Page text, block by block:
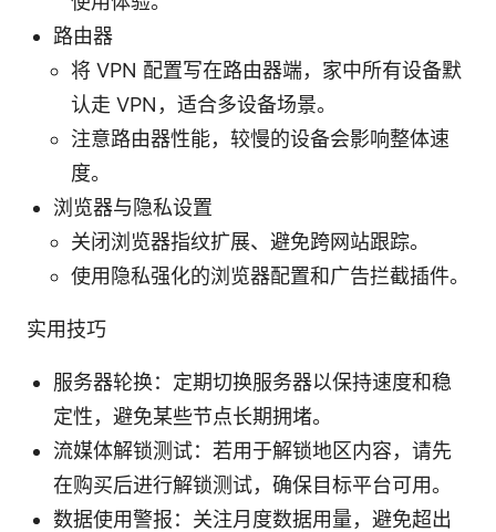
路由器
将 VPN 配置写在路由器端，家中所有设备默
认走 VPN，适合多设备场景。
注意路由器性能，较慢的设备会影响整体速
度。
浏览器与隐私设置
关闭浏览器指纹扩展、避免跨网站跟踪。
使用隐私强化的浏览器配置和广告拦截插件。
实用技巧
服务器轮换：定期切换服务器以保持速度和稳
定性，避免某些节点长期拥堵。
流媒体解锁测试：若用于解锁地区内容，请先
在购买后进行解锁测试，确保目标平台可用。
数据使用警报：关注月度数据用量，避免超出